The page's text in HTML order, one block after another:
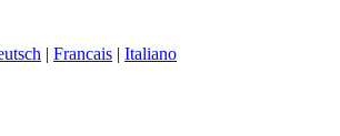
| Francais | Italiano